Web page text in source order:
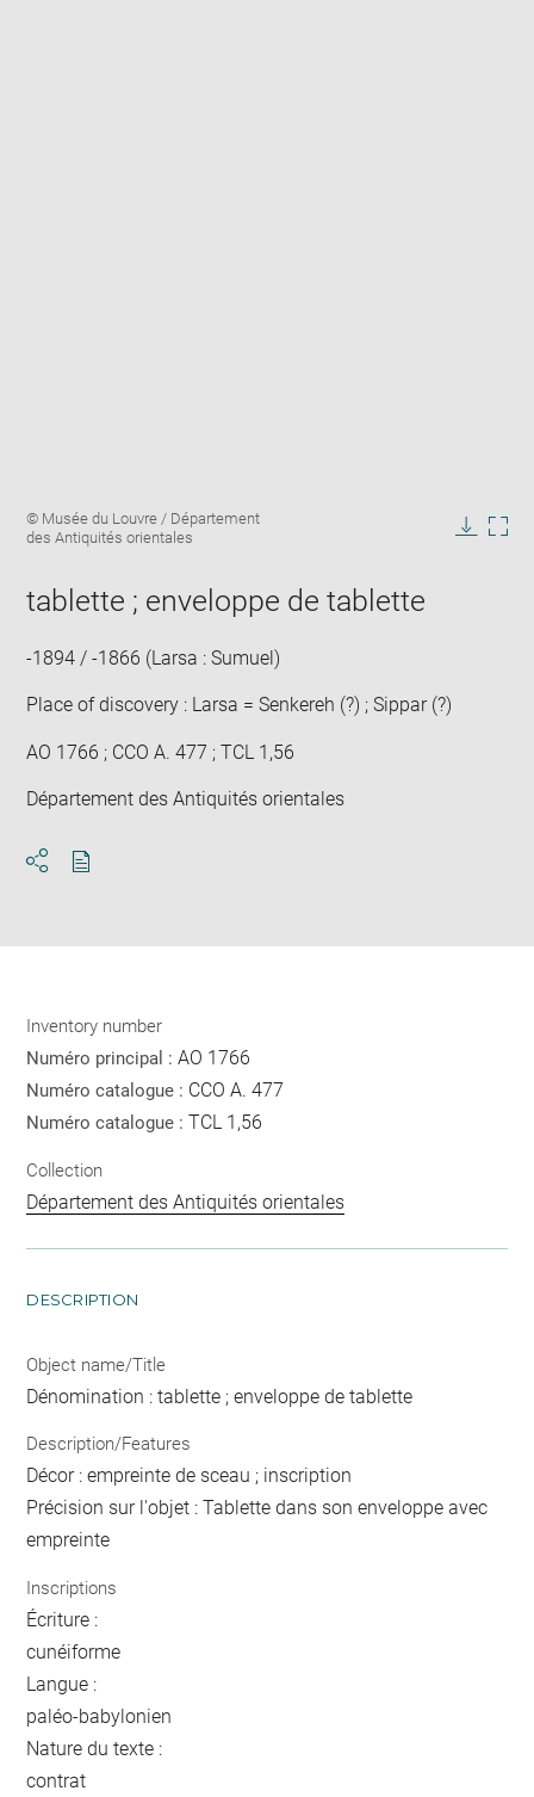
window
Image
caption:
© Musée du Louvre / Département
des Antiquités orientales
tablette ; enveloppe de tablette
-1894 / -1866 (Larsa : Sumuel)
Place of discovery : Larsa = Senkereh (?) ; Sippar (?)
AO 1766 ; CCO A. 477 ; TCL 1,56
Département des Antiquités orientales
Inventory number
Numéro principal :AO 1766
Numéro catalogue : CCO A. 477
Numéro catalogue :TCL 1,56
Collection
Département des Antiquités orientales
DESCRIPTION
Object name/Title
Dénomination : tablette ; enveloppe de tablette
Description/Features
Décor : empreinte de sceau ; inscription
Précision sur l'objet : Tablette dans son enveloppe avec
empreinte
Inscriptions
Écriture :
cunéiforme
Langue :
paléo-babylonien
Nature du texte :
contrat